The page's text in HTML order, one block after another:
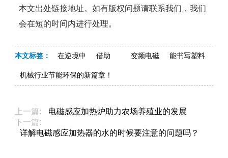
本文出处链接地址。如有版权问题请联系我们，我们
会在短的时间内进行处理。
本文标签： 在逆境中 借助 变频电磁 能书写塑料
机械行业节能环保的新篇章！
上一篇:
电磁感应加热炉助力农场养殖业的发展
下一篇:
详解电磁感应加热器的水的时候要注意的问题吗？